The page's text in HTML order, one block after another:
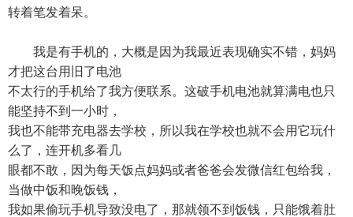
转着笔发着呆。
我是有手机的，大概是因为我最近表现确实不错，妈妈
才把这台用旧了电池
不太行的手机给了我方便联系。这破手机电池就算满电也只
能坚持不到一小时，
我也不能带充电器去学校，所以我在学校也就不会用它玩什
么了，连开机多看几
眼都不敢，因为每天饭点妈妈或者爸爸会发微信红包给我，
当做中饭和晚饭钱，
我如果偷玩手机导致没电了，那就领不到饭钱，只能饿着肚